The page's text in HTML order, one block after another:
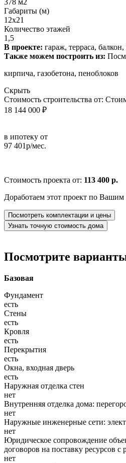
Габариты (м)
12x21
Количество этажей
1,5
В проекте: гараж, терраса,
Также можем построить из:
кирпича, газобетона, пеноблоков
Скрыть
Стоимость строительства от:
18 144 000 ₽
в ипотеку от
97 401р/мес.
Стоимость проекта от: 113 400 р.
Доработаем этот проект по
Посмотреть комплектации и цены
Узнать точную стоимость дома
Посмотрите
Базовая
Фундамент
есть
Стены
есть
Кровля
есть
Перекрытия
есть
Окна, входная дверь
есть
Наружная отделка стен
нет
Внутренняя отделка дома:
нет
Наружные инженерные сети:
нет
Юридическое сопровождение
договоров на поставку ресурсов
нет